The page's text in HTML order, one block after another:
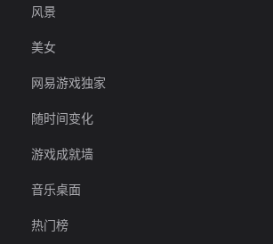
风景
美女
网易游戏独家
随时间变化
游戏成就墙
音乐桌面
热门榜